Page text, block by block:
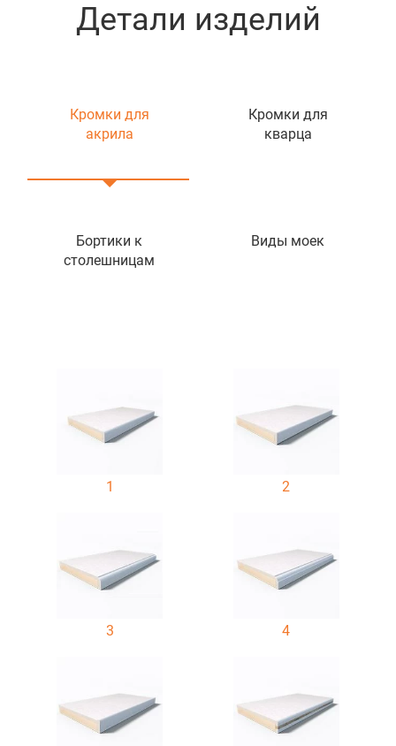
Детали изделий
Кромки для
акрила
Кромки для
кварца
Бортики к
столешницам
Виды моек
1 2
3 4